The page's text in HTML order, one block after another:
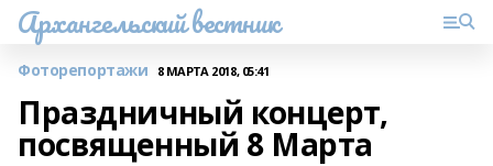
Архангельский вестник
Фоторепортажи 8 МАРТА 2018, 05:41
Праздничный концерт,
посвященный 8 Марта